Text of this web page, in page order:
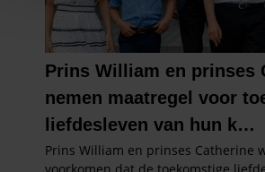
personaliseren, om functies voor
en om ons websiteverkeer te
informatie over uw gebruik van onze
partners voor social media,
partners kunnen deze gegevens
informatie die u aan ze heeft verstrekt
gaat akkoord met onze cookies als u